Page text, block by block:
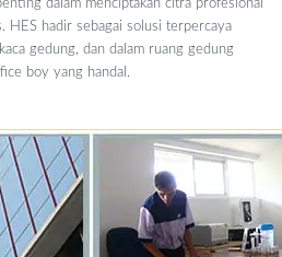
dalam menciptakan citra profesional
HES hadir sebagai solusi terpercaya
gedung, dan dalam ruang gedung
boy yang handal.